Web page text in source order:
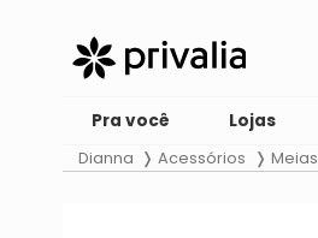
Pra você Lojas
Dianna Acessórios Meias